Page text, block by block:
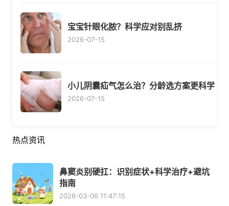
宝宝针眼化脓？科学应对别乱挤
2026-07-15
小儿阴囊疝气怎么治？分龄选方案更科学
2026-07-15
热点资讯
鼻窦炎别硬扛：识别症状+科学治疗+避坑
指南
2026-03-06 11:47:15